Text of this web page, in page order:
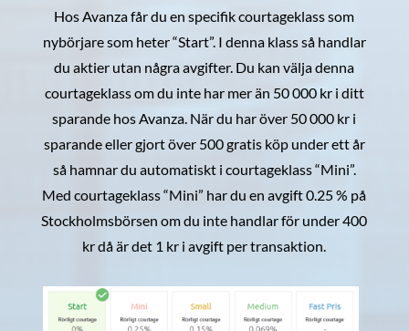
Hos Avanza får du en specifik courtageklass som
nybörjare som heter “Start”. I denna klass så handlar
du aktier utan några avgifter. Du kan välja denna
courtageklass om du inte har mer än 50 000 kr i ditt
sparande hos Avanza. När du har över 50 000 kr i
sparande eller gjort över 500 gratis köp under ett år
så hamnar du automatiskt i courtageklass “Mini”.
Med courtageklass “Mini” har du en avgift 0.25 % på
Stockholmsbörsen om du inte handlar för under 400
kr då är det 1 kr i avgift per transaktion.